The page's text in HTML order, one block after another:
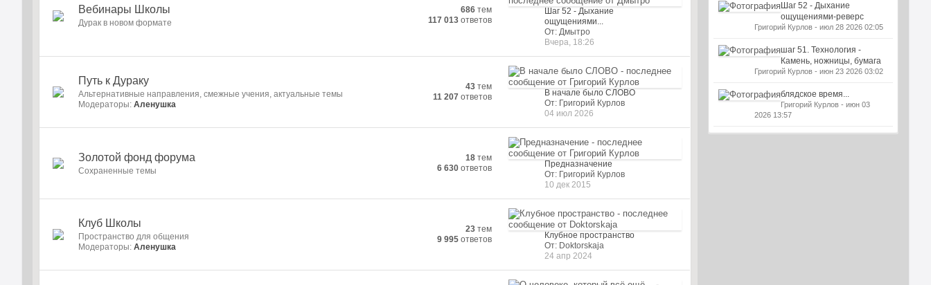
Вебинары Школы
Дурак в новом формате
686 тем
117 013 ответов
Шаг 52 - Дыхание
ощущениями...
От: Дмытро
Вчера, 18:26
Путь к Дураку
Альтернативные направления, смежные учения, актуальные темы
Модераторы:Аленушка
43 тем
11 207 ответов
В начале было СЛОВО
От: Григорий Курлов
04 июл 2026
Золотой фонд форума
Cохраненные темы
18 тем
6 630 ответов
Предназначение
От: Григорий Курлов
10 дек 2015
Клуб Школы
Пространство для общения
Модераторы:Аленушка
23 тем
9 995 ответов
Клубное пространство
От: Doktorskaja
24 апр 2024
Шаг 52 - Дыхание
ощущениями-реверс
Григорий Курлов - июл 28 2026 02:05
шаг 51. Технология -
Камень, ножницы, бумага
Григорий Курлов - июн 23 2026 03:02
блядское время...
Григорий Курлов - июн 03
2026 13:57